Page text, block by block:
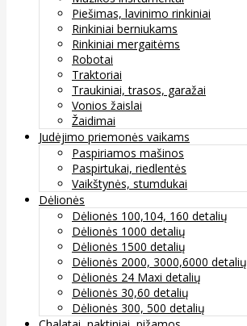
Piešimas, lavinimo rinkiniai
Rinkiniai berniukams
Rinkiniai mergaitėms
Robotai
Traktoriai
Traukiniai, trasos, garažai
Vonios žaislai
Žaidimai
Judėjimo priemonės vaikams
Paspiriamos mašinos
Paspirtukai, riedlentės
Vaikštynės, stumdukai
Dėlionės
Dėlionės 100,104, 160 detalių
Dėlionės 1000 detalių
Dėlionės 1500 detalių
Dėlionės 2000, 3000,6000 detalių
Dėlionės 24 Maxi detalių
Dėlionės 30,60 detalių
Dėlionės 300, 500 detalių